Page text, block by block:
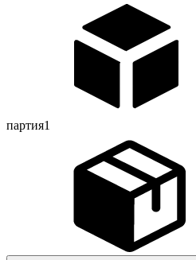
партия1